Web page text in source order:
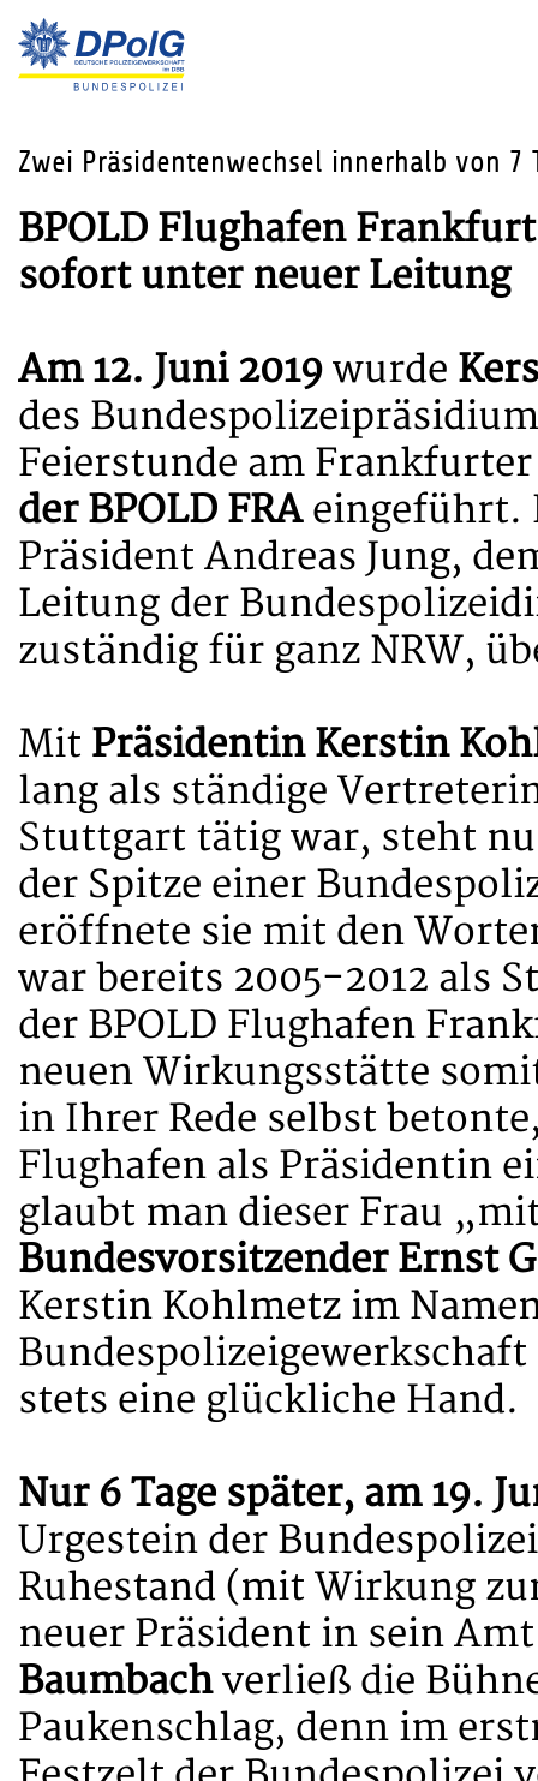
Zwei Präsidentenwechsel innerhalb von 7
BPOLD Flughafen
sofort unter neuer Leitung
Am 12. Juni 2019 wurde
des
Feierstunde am
der BPOLD FRAeingeführt.
Präsident Andreas Jung,
Leitung der
zuständig für ganz NRW,
Mit Präsidentin Kerstin
lang als ständige
Stuttgart tätig war, steht
der Spitze einer
eröffnete sie mit den
war bereits 2005-2012 als
der BPOLD Flughafen
neuen Wirkungsstätte
in Ihrer Rede selbst
Flughafen als Präsidentin
glaubt man dieser Frau
Bundesvorsitzender Ernst
Kerstin Kohlmetz im
stets eine glückliche Hand.
Nur 6 Tage später, am 19.
Urgestein der
Ruhestand (mit Wirkung
neuer Präsident in sein
Baumbachverließ die
Paukenschlag, denn im